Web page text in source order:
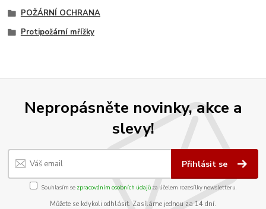
POŽÁRNÍ OCHRANA
Protipožární mřížky
Nepropásněte novinky, akce a
slevy!
Přihlásit se
Souhlasím se zpracováním osobních údajůza účelem rozesílky newsletteru.
Můžete se kdykoli odhlásit. Zasíláme jednou za 14 dní.